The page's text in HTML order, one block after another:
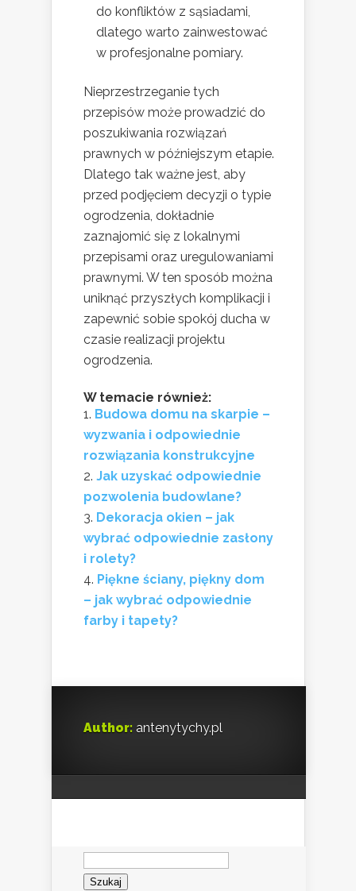
do konfliktów z sąsiadami,
dlatego warto zainwestować
w profesjonalne pomiary.
Nieprzestrzeganie tych
przepisów może prowadzić do
poszukiwania rozwiązań
prawnych w późniejszym etapie.
Dlatego tak ważne jest, aby
przed podjęciem decyzji o typie
ogrodzenia, dokładnie
zaznajomić się z lokalnymi
przepisami oraz uregulowaniami
prawnymi. W ten sposób można
uniknąć przyszłych komplikacji i
zapewnić sobie spokój ducha w
czasie realizacji projektu
ogrodzenia.
W temacie również:
Budowa domu na skarpie –
wyzwania i odpowiednie
rozwiązania konstrukcyjne
Jak uzyskać odpowiednie
pozwolenia budowlane?
Dekoracja okien – jak
wybrać odpowiednie zasłony
i rolety?
Piękne ściany, piękny dom
– jak wybrać odpowiednie
farby i tapety?
Author: antenytychy.pl
Szukaj: